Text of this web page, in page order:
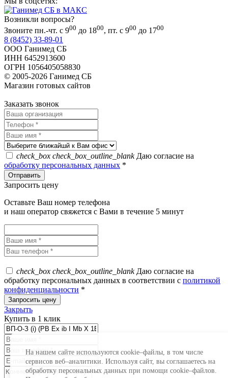
На нашем сайте используются cookie–файлы, в том числе
сервисов веб–аналитики. Используя сайт, вы соглашаетесь на
обработку персональных данных при помощи cookie–файлов.
Возникли вопросы?
Звоните пн.-чт. с 900 до 1800, пт. с 900 до 1700
8 (8452) 33-89-01
ООО Ганимед СБ
ИНН 6452913600
ОГРН 1056405058830
© 2005-2026 Ганимед СБ
Магазин готовых сайтов
Заказать звонок
check_box check_box_outline_blankДаю согласие на
обработку персональных данных *
Запросить цену
Оставьте Ваш номер телефона
и наш оператор свяжется с Вами в течение 5 минут
check_box check_box_outline_blankДаю согласие на
обработку персональных данных в соответствии с политикой
конфиденциальности *
Закрыть
Купить в 1 клик